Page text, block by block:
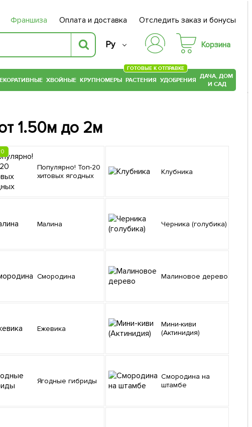
Франшиза Оплата и доставка Отследить заказ и бонусы
Ру Корзина
ХВОЙНЫЕ КРУПНОМЕРЫ РАСТЕНИЯ
ГОТОВЫЕ К ОТПРАВКЕ
УДОБРЕНИЯ ДАЧА, ДОМ
И САД
1.50м до 2м
Популярно! Топ-20
хитовых ягодных
Клубника
Малина Черника (голубика)
Смородина Малиновое дерево
Ежевика
Мини-киви
(Актинидия)
Ягодные гибриды
Смородина на
штамбе